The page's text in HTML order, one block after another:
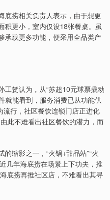
捞相关负责人表示，由于想更
积更小，室内仅设18张餐桌。虽
承载更多功能，便采用全品类产
贺认为，从“苏超10元球票撬动
就能看到，服务消费已从功能供
流行，社区餐饮连锁门店正进化
此不难看出社区餐饮的潜力，而
缩影之一，“火锅+甜品站”“火
几年海底捞在场景上下功夫，推
底捞再推社区店，不难看出其寻